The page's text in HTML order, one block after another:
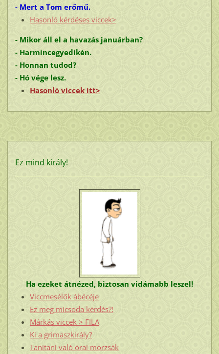
- Mert a Tom erőmű.
Hasonló kérdéses viccek>
- Mikor áll el a havazás januárban?
- Harmincegyedikén.
- Honnan tudod?
- Hó vége lesz.
Hasonló viccek itt>
Ez mind király!
Ha ezeket átnézed, biztosan vidámabb leszel!
Viccmesélők ábécéje
Ez meg micsoda kérdés?!
Márkás viccek > FILA
Ki a grimaszkirály?
Tanítani való órai morzsák